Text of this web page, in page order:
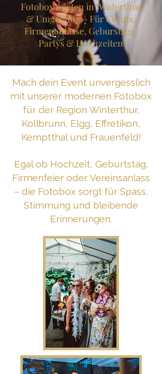
Fotobox mieten in Winterthur
& Umgebung – Für Events,
Firmenanlässe, Geburstage,
Partys & Hochzeiten
Mach dein Event unvergesslich
mit unserer modernen Fotobox
für der Region Winterthur,
Kollbrunn, Elgg, Effretikon,
Kemptthal und Frauenfeld!
Egal ob Hochzeit, Geburtstag,
Firmenfeier oder Vereinsanlass
– die Fotobox sorgt für Spass,
Stimmung und bleibende
Erinnerungen.